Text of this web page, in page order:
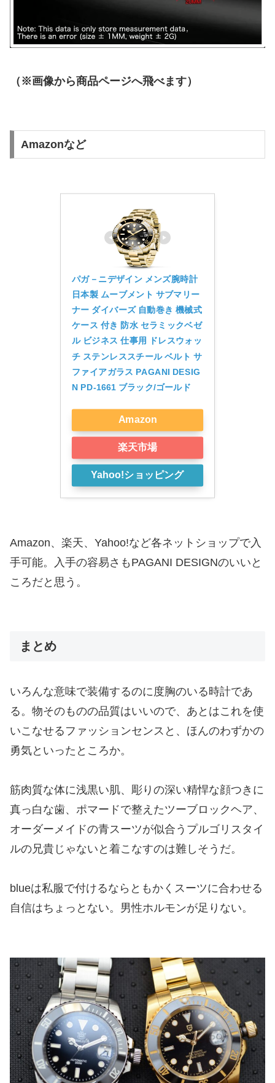
（※画像から商品ページへ飛べます）
Amazonなど
パガ－ニデザイン メンズ腕時計
日本製 ムーブメント サブマリー
ナー ダイバーズ 自動巻き 機械式
ケース 付き 防水 セラミックベゼ
ル ビジネス 仕事用 ドレスウォッ
チ ステンレススチール ベルト サ
ファイアガラス PAGANI DESIG
N PD-1661 ブラック/ゴールド
Amazon
楽天市場
Yahoo!ショッピング
Amazon、楽天、Yahoo!など各ネットショップで入
手可能。入手の容易さもPAGANI DESIGNのいいと
ころだと思う。
まとめ
いろんな意味で装備するのに度胸のいる時計であ
る。物そのものの品質はいいので、あとはこれを使
いこなせるファッションセンスと、ほんのわずかの
勇気といったところか。
筋肉質な体に浅黒い肌、彫りの深い精悍な顔つきに
真っ白な歯、ポマードで整えたツーブロックヘア、
オーダーメイドの青スーツが似合うプルゴリスタイ
ルの兄貴じゃないと着こなすのは難しそうだ。
blueは私服で付けるならともかくスーツに合わせる
自信はちょっとない。男性ホルモンが足りない。